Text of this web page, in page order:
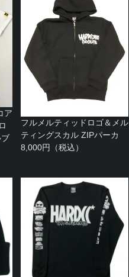
ア
フルメルティッドロゴ＆メル
ティングスカル ZIPパーカ
8,000円（税込）